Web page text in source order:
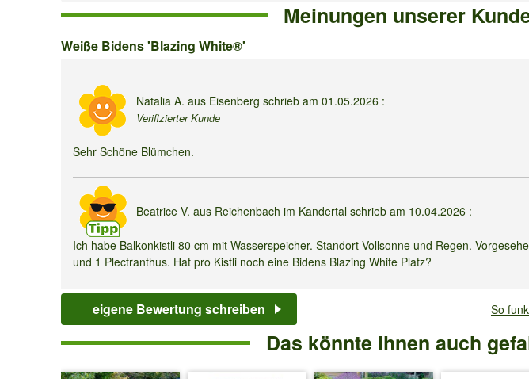
Meinungen unserer
Weiße
'Blazing
White®'
Weiße Bidens 'Blazing White®'
Natalia A. aus Eisenberg schrieb am 01.05.2026 :
Verifizierter Kunde
Sehr Schöne Blümchen.
Beatrice V. aus Reichenbach im Kandertal schrieb am 10.04.2026 :
Ich habe Balkonkistli 80 cm mit Wasserspeicher. Standort Vollsonne und Regen.
und 1 Plectranthus. Hat pro Kistli noch eine Bidens Blazing White Platz?
Ja, 4 Pflanzen sind mit einem Pflanzabstand von 20 cm kein Problem.
eigene Bewertung schreiben So
Das könnte Ihnen auch